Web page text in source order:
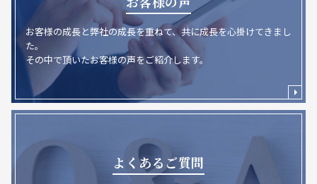
お客様の成長と弊社の成長を重ねて、共に成長を心掛けてきまし
た。
その中で頂いたお客様の声をご紹介します。
よくあるご質問